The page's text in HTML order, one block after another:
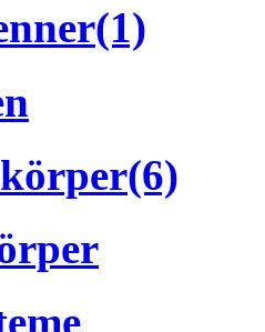
(1)
(6)